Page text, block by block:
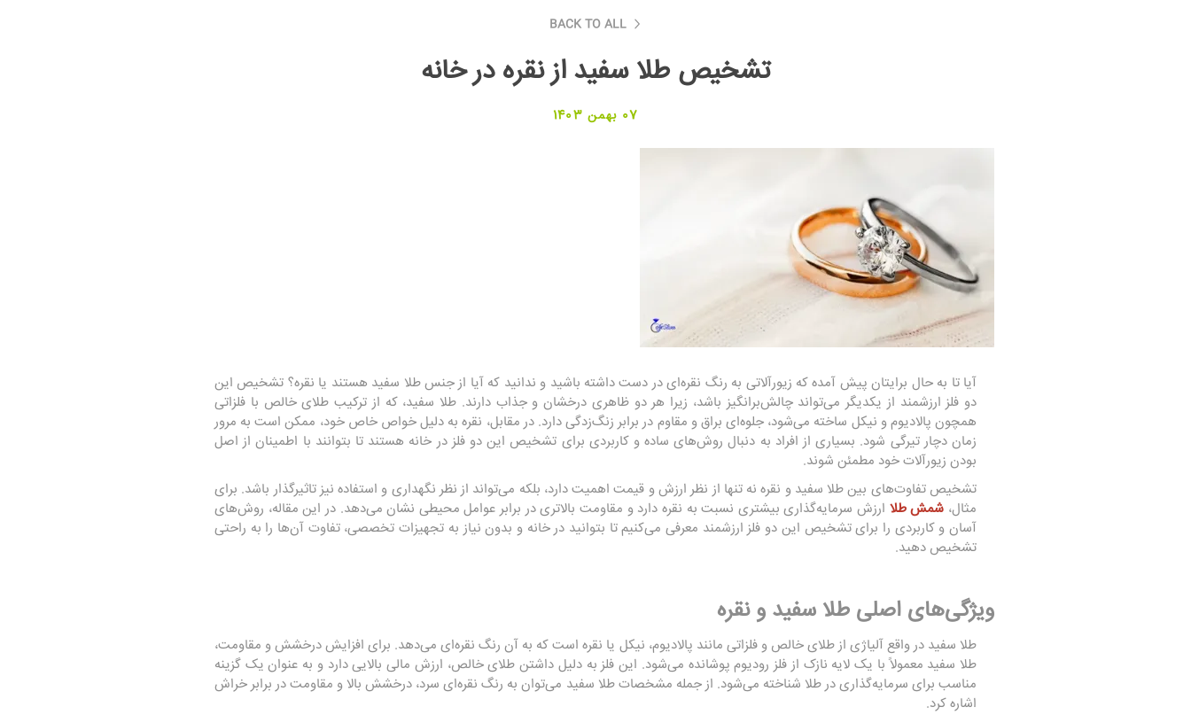
BACK TO ALL
تشخیص طلا سفید از نقره در خانه
07 بهمن 1403
آیا تا به حال برایتان پیش آمده که زیورآلاتی به رنگ نقره‌ای در دست داشته باشید و ندانید که آیا از جنس طلا سفید هستند یا نقره؟ تشخیص این
دو فلز ارزشمند از یکدیگر می‌تواند چالش‌برانگیز باشد، زیرا هر دو ظاهری درخشان و جذاب دارند. طلا سفید، که از ترکیب طلای خالص با فلزاتی
همچون پالادیوم و نیکل ساخته می‌شود، جلوه‌ای براق و مقاوم در برابر زنگ‌زدگی دارد. در مقابل، نقره به دلیل خواص خاص خود، ممکن است به مرور
زمان دچار تیرگی شود. بسیاری از افراد به دنبال روش‌های ساده و کاربردی برای تشخیص این دو فلز در خانه هستند تا بتوانند با اطمینان از اصل
بودن زیورآلات خود مطمئن شوند.
تشخیص تفاوت‌های بین طلا سفید و نقره نه تنها از نظر ارزش و قیمت اهمیت دارد، بلکه می‌تواند از نظر نگهداری و استفاده نیز تاثیرگذار باشد. برای
مثال، شمش طلا ارزش سرمایه‌گذاری بیشتری نسبت به نقره دارد و مقاومت بالاتری در برابر عوامل محیطی نشان می‌دهد. در این مقاله، روش‌های
آسان و کاربردی را برای تشخیص این دو فلز ارزشمند معرفی می‌کنیم تا بتوانید در خانه و بدون نیاز به تجهیزات تخصصی، تفاوت آن‌ها را به راحتی
تشخیص دهید.
ویژگی‌های اصلی طلا سفید و نقره
طلا سفید در واقع آلیاژی از طلای خالص و فلزاتی مانند پالادیوم، نیکل یا نقره است که به آن رنگ نقره‌ای می‌دهد. برای افزایش درخشش و مقاومت،
طلا سفید معمولاً با یک لایه نازک از فلز رودیوم پوشانده می‌شود. این فلز به دلیل داشتن طلای خالص، ارزش مالی بالایی دارد و به عنوان یک گزینه
مناسب برای سرمایه‌گذاری در طلا شناخته می‌شود. از جمله مشخصات طلا سفید می‌توان به رنگ نقره‌ای سرد، درخشش بالا و مقاومت در برابر خراش
اشاره کرد.